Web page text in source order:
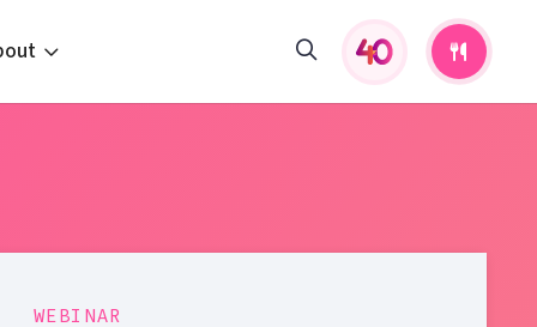
WEBINAR